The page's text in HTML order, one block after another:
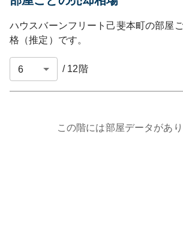
ハウスバーンフリート己斐本町の部屋
格（推定）です。
/ 12 階
この階には部屋データがあ